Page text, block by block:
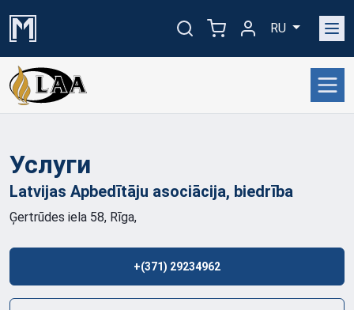
RU
Услуги
Latvijas Apbedītāju asociācija, biedrība
Ģertrūdes iela 58, Rīga,
+(371) 29234962